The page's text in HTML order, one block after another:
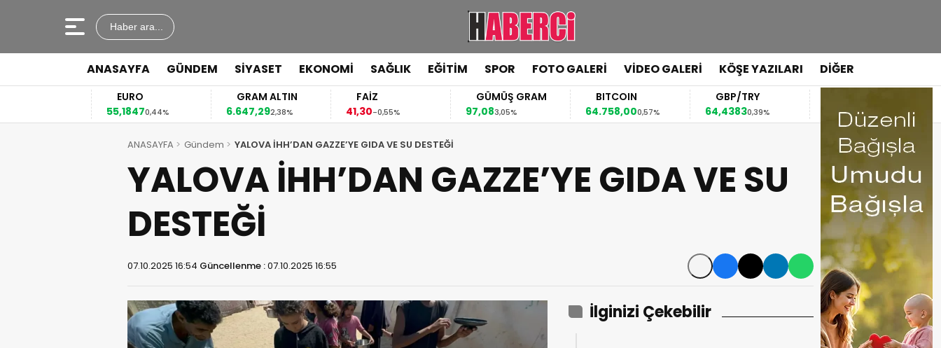
Haber ara...
ANASAYFA GÜNDEM SİYASET EKONOMİ SAĞLIK EĞİTİM SPOR FOTO GALERİ VİDEO GALERİ KÖŞE YAZILARI DİĞER
EURO
55,18470,44%
GRAM ALTIN
6.647,292,38%
FAİZ
41,30
-0,55%
GÜMÜŞ GRAM
97,08
3,05%
BITCOIN
64.758,000,57%
GBP/TRY
64,43830,39%
EUR/USD
1,1565
0,35%
83,51
ANASAYFA Gündem YALOVA İHH’DAN GAZZE’YE GIDA VE SU DESTEĞİ
YALOVA İHH’DAN GAZZE’YE GIDA VE SU
DESTEĞİ
07.10.2025 16:54 Güncellenme :07.10.2025 16:55
İlginizi Çekebilir